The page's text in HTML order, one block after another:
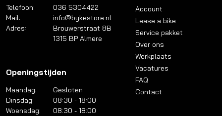
Telefoon:
036 5304422
Mail:
info@bykestore.nl
Adres:
Brouwerstraat 8B
1315 BP Almere
Openingstijden
Maandag:
Gesloten
Dinsdag:
08:30 - 18:00
Woensdag:
08:30 - 18:00
Account
Lease a bike
Service pakket
Over ons
Werkplaats
Vacatures
FAQ
Contact